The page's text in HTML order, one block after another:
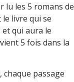
lu les 5 romans de
livre qui se
qui aura le
5 fois dans la
chaque passage